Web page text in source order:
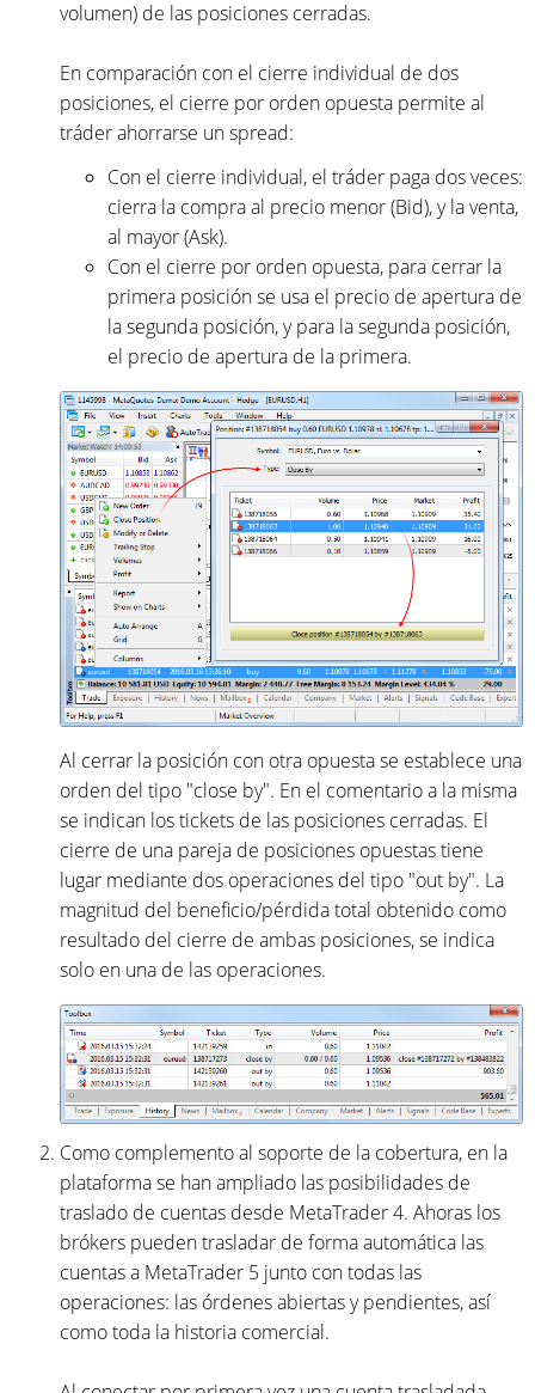
volumen) de las posiciones cerradas.
En comparación con el cierre individual de dos
posiciones, el cierre por orden opuesta permite al
tráder ahorrarse un spread:
Con el cierre individual, el tráder paga dos veces:
cierra la compra al precio menor (Bid), y la venta,
al mayor (Ask).
Con el cierre por orden opuesta, para cerrar la
primera posición se usa el precio de apertura de
la segunda posición, y para la segunda posición,
el precio de apertura de la primera.
Al cerrar la posición con otra opuesta se establece una
orden del tipo "close by". En el comentario a la misma
se indican los tickets de las posiciones cerradas. El
cierre de una pareja de posiciones opuestas tiene
lugar mediante dos operaciones del tipo "out by". La
magnitud del beneficio/pérdida total obtenido como
resultado del cierre de ambas posiciones, se indica
solo en una de las operaciones.
Como complemento al soporte de la cobertura, en la
plataforma se han ampliado las posibilidades de
traslado de cuentas desde MetaTrader 4. Ahoras los
brókers pueden trasladar de forma automática las
cuentas a MetaTrader 5 junto con todas las
operaciones: las órdenes abiertas y pendientes, así
como toda la historia comercial.